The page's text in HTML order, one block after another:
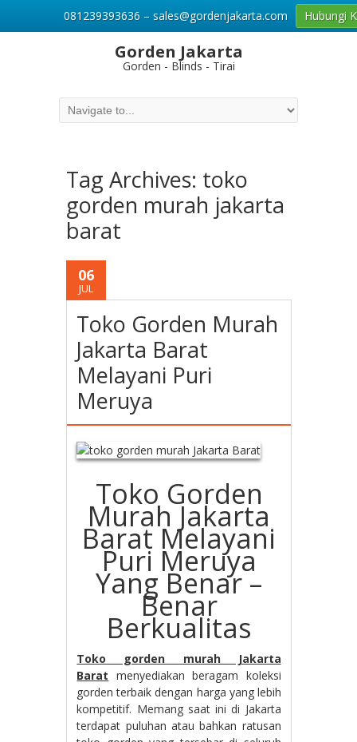
Gorden Jakarta
Gorden - Blinds - Tirai
Tag Archives: toko
gorden murah jakarta
barat
06
JUL
Toko Gorden Murah
Jakarta Barat
Melayani Puri
Meruya
Toko Gorden
Murah Jakarta
Barat Melayani
Puri Meruya
Yang Benar –
Benar
Berkualitas
Toko gorden murah Jakarta
Barat menyediakan beragam koleksi
gorden terbaik dengan harga yang lebih
kompetitif. Memang saat ini di Jakarta
terdapat puluhan atau bahkan ratusan
081239393636 – sales@gordenjakarta.com Hubungi